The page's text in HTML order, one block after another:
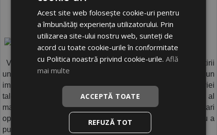
verificarea starii anvelopelor
Verificarea anvelopelor este un aspect crucial al pregatirii
unei vacante cu masina si, in acelasi timp, poate avea un
impact semnificativ asupra sigurantei si confortului calatoriei
tale. Anvelopele reprezinta singurul punct de contact al
masinii cu drumul, motiv pentru care asigurarea unei stari
optime este esentiala pentru evitarea accidentelor si pentru a
putea calatori in siguranta pe distante lungi.
Acest site web folosește cookie-uri pentru
a îmbunătăți experiența utilizatorului. Prin
utilizarea site-ului nostru web, sunteți de
acord cu toate cookie-urile în conformitate
cu Politica noastră privind cookie-urile.Află
mai multe
ACCEPTĂ TOATE
REFUZĂ TOT